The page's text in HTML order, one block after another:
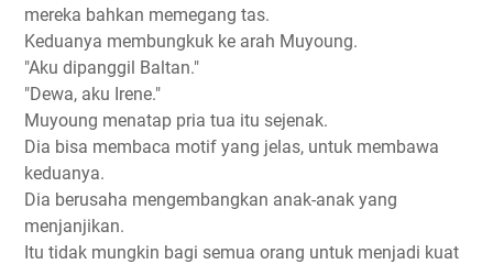
mereka bahkan memegang tas.
Keduanya membungkuk ke arah Muyoung.
"Aku dipanggil Baltan."
"Dewa, aku Irene."
Muyoung menatap pria tua itu sejenak.
Dia bisa membaca motif yang jelas, untuk membawa
keduanya.
Dia berusaha mengembangkan anak-anak yang
menjanjikan.
Itu tidak mungkin bagi semua orang untuk menjadi kuat